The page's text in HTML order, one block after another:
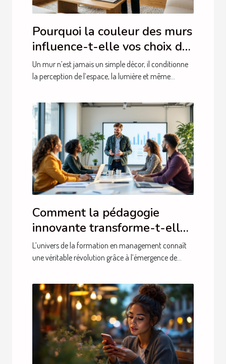
Pourquoi la couleur des murs
influence-t-elle vos choix de
mobilier ?
Un mur n’est jamais un simple décor, il conditionne
la perception de l’espace, la lumière et même...
Comment la pédagogie
innovante transforme-t-elle
la formation en management
?
L’univers de la formation en management connaît
une véritable révolution grâce à l’émergence de...